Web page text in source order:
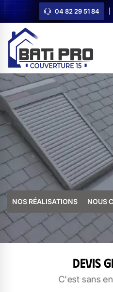
04 82 29 51 84
NOS RÉALISATIONS NOUS
Devis
C'est sans